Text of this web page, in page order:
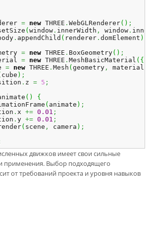
= new THREE .WebGLRenderer( ) ;
(window . innerWidth , window .
. appendChild ( renderer .domElement )
= new THREE . BoxGeometry( ) ;
= new THREE .MeshBasicMaterial ( {
= new THREE .Mesh (geometry , material
cube ) ;
. z = 5 ;
( )
{
( animate ) ;
. x += 0.01 ;
.y += 0.01 ;
( scene , camera ) ;
движков имеет свои сильные
применения. Выбор подходящего
от требований проекта и уровня навыков